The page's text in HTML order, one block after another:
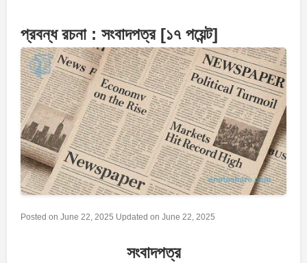
প্রবন্ধ রচনা : সংবাদপত্র [১৭ পয়েন্ট]
Posted on June 22, 2025 Updated on June 22, 2025
সংবাদপত্র